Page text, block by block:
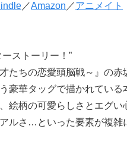
／Amazon ／アニメイト
ストーリー！”
たちの恋愛頭脳戦～』の
豪華タッグで描かれている
絵柄の可愛らしさとエグい
ルさ…といった要素が複雑